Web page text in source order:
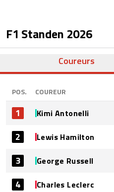
F1 Standen 2026
Coureurs
POS. COUREUR
1 Kimi Antonelli
2 Lewis Hamilton
3 George Russell
4 Charles Leclerc